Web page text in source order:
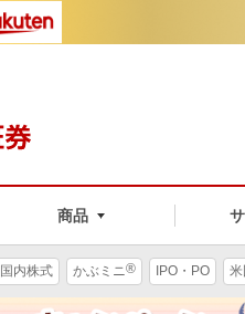
商品
国内株式 かぶミニ® IPO・PO